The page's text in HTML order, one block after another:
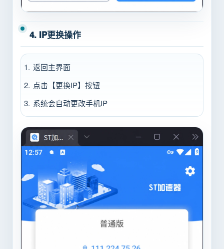
4. IP更换操作
返回主界面
点击【更换IP】按钮
系统会自动更改手机IP